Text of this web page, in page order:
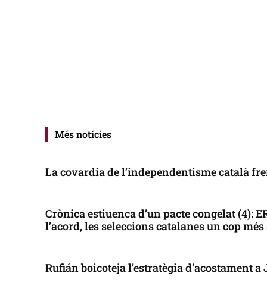
Més notícies
La covardia de l’independentisme català
Crònica estiuenca d’un pacte congelat (4):
l’acord, les seleccions catalanes un cop
Rufián boicoteja l’estratègia d’acostament